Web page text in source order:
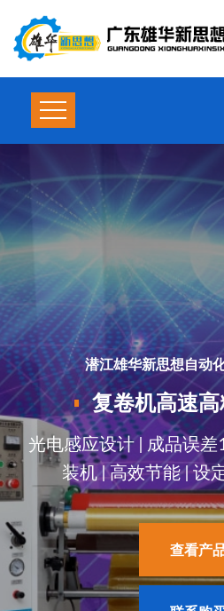
潜江雄华新思想自动
复卷机高速
光电感应设计 | 成品误
装机 | 高效节能 | 设
查看产